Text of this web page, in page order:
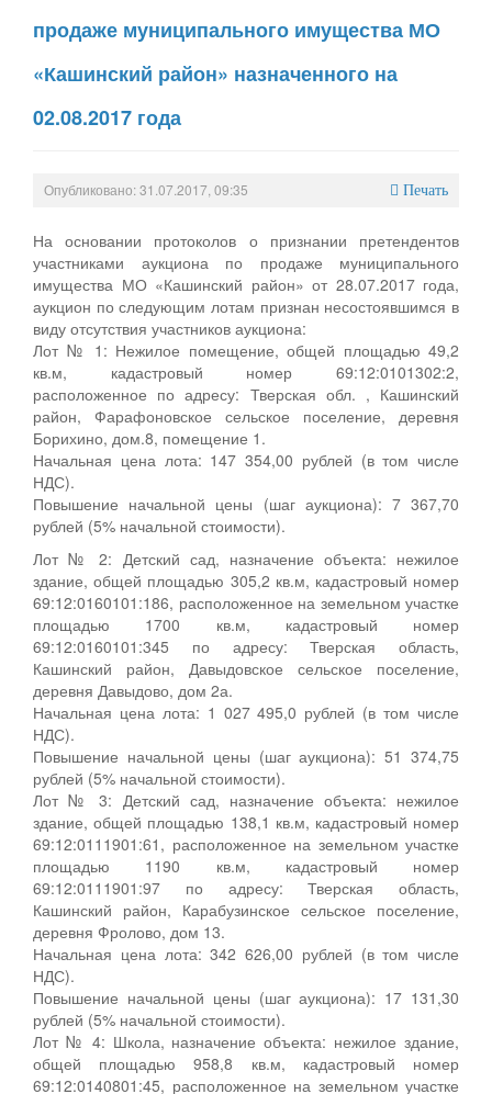
продаже муниципального имущества МО
«Кашинский район» назначенного на
02.08.2017 года
Опубликовано: 31.07.2017, 09:35 Печать
На основании протоколов о признании претендентов
участниками аукциона по продаже муниципального
имущества МО «Кашинский район» от 28.07.2017 года,
аукцион по следующим лотам признан несостоявшимся в
виду отсутствия участников аукциона:
Лот № 1: Нежилое помещение, общей площадью 49,2
кв.м, кадастровый номер 69:12:0101302:2,
расположенное по адресу: Тверская обл. , Кашинский
район, Фарафоновское сельское поселение, деревня
Борихино, дом.8, помещение 1.
Начальная цена лота: 147 354,00 рублей (в том числе
НДС).
Повышение начальной цены (шаг аукциона): 7 367,70
рублей (5% начальной стоимости).
Лот № 2: Детский сад, назначение объекта: нежилое
здание, общей площадью 305,2 кв.м, кадастровый номер
69:12:0160101:186, расположенное на земельном участке
площадью 1700 кв.м, кадастровый номер
69:12:0160101:345 по адресу: Тверская область,
Кашинский район, Давыдовское сельское поселение,
деревня Давыдово, дом 2а.
Начальная цена лота: 1 027 495,0 рублей (в том числе
НДС).
Повышение начальной цены (шаг аукциона): 51 374,75
рублей (5% начальной стоимости).
Лот № 3: Детский сад, назначение объекта: нежилое
здание, общей площадью 138,1 кв.м, кадастровый номер
69:12:0111901:61, расположенное на земельном участке
площадью 1190 кв.м, кадастровый номер
69:12:0111901:97 по адресу: Тверская область,
Кашинский район, Карабузинское сельское поселение,
деревня Фролово, дом 13.
Начальная цена лота: 342 626,00 рублей (в том числе
НДС).
Повышение начальной цены (шаг аукциона): 17 131,30
рублей (5% начальной стоимости).
Лот № 4: Школа, назначение объекта: нежилое здание,
общей площадью 958,8 кв.м, кадастровый номер
69:12:0140801:45, расположенное на земельном участке